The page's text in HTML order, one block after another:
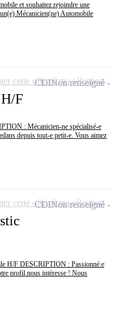
et souhaitez rejoindre une
Mécanicien(ne) Automobile
F
: Mécanicien-ne spécialisé-e
depuis tout-e petit-e. Vous aimez
CDINon renseigné
cette offre à ma sélection
H/F DESCRIPTION : Passionné.e
profil nous intéresse ! Nous
CDINon renseigné
cette offre à ma sélection